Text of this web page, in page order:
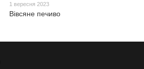
1 вересня 2023
Вівсяне печиво